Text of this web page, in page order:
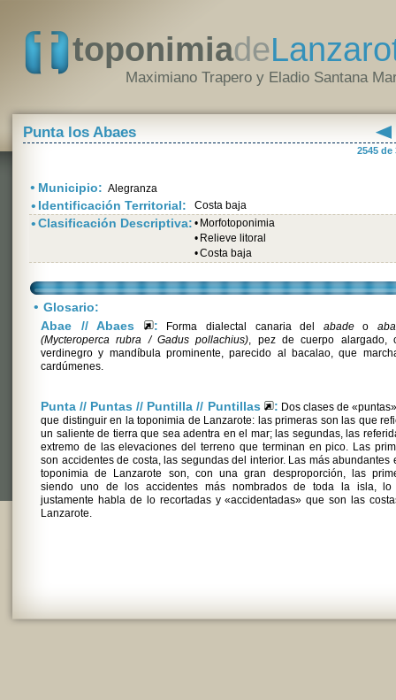
toponimiade
Maximiano Trapero y Eladio Santana
Punta los Abaes
2545 de
• Municipio: Alegranza
• Identificación Territorial: Costa baja
•Clasificación Descriptiva: • Morfotoponimia
• Relieve litoral
•Costa baja
• Glosario:
Abae // Abaes
: Forma dialectal canaria del abadeo
(Mycteroperca rubra / Gadus pollachius), pez de cuerpo alargado,
verdinegro y mandíbula prominente, parecido al bacalao, que
cardúmenes.
Punta // Puntas // Puntilla // Puntillas : Dos clases de
que distinguir en la toponimia de Lanzarote: las primeras son las que
un saliente de tierra que sea adentra en el mar; las segundas, las
extremo de las elevaciones del terreno que terminan en pico. Las
son accidentes de costa, las segundas del interior. Las más abundantes
toponimia de Lanzarote son, con una gran desproporción, las
siendo uno de los accidentes más nombrados de toda la isla, lo
justamente habla de lo recortadas y «accidentadas» que son las
Lanzarote.